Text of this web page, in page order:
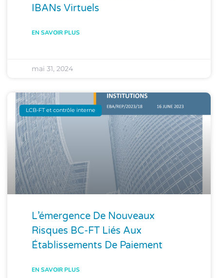
IBANs Virtuels
EN SAVOIR PLUS
mai 31, 2024
LCB-FT et contrôle interne
L’émergence De Nouveaux
Risques BC-FT Liés Aux
Établissements De Paiement
EN SAVOIR PLUS